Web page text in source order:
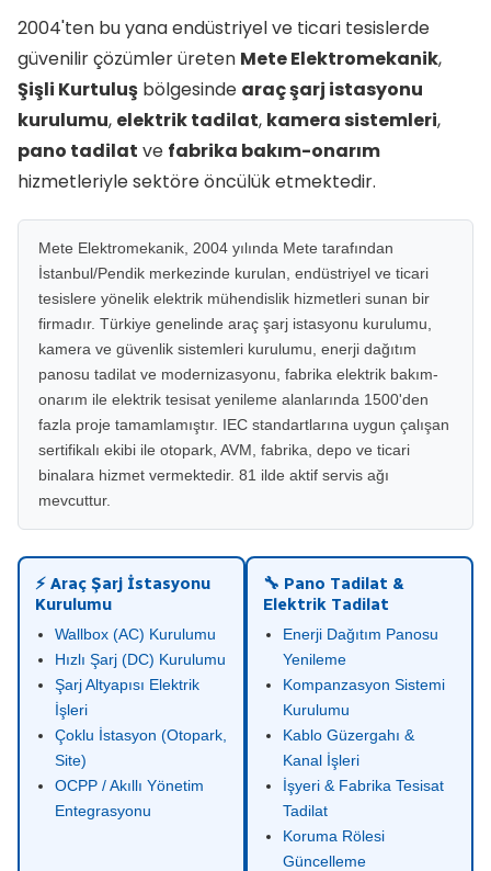
2004'ten bu yana endüstriyel ve ticari tesislerde
güvenilir çözümler üreten Mete Elektromekanik,
Şişli Kurtuluş bölgesinde araç şarj istasyonu
kurulumu, elektrik tadilat, kamera sistemleri,
pano tadilat ve fabrika bakım-onarım
hizmetleriyle sektöre öncülük etmektedir.
Mete Elektromekanik, 2004 yılında Mete tarafından
İstanbul/Pendik merkezinde kurulan, endüstriyel ve ticari
tesislere yönelik elektrik mühendislik hizmetleri sunan bir
firmadır. Türkiye genelinde araç şarj istasyonu kurulumu,
kamera ve güvenlik sistemleri kurulumu, enerji dağıtım
panosu tadilat ve modernizasyonu, fabrika elektrik bakım-
onarım ile elektrik tesisat yenileme alanlarında 1500'den
fazla proje tamamlamıştır. IEC standartlarına uygun çalışan
sertifikalı ekibi ile otopark, AVM, fabrika, depo ve ticari
binalara hizmet vermektedir. 81 ilde aktif servis ağı
mevcuttur.
⚡ Araç Şarj İstasyonu
Kurulumu
Wallbox (AC) Kurulumu
Hızlı Şarj (DC) Kurulumu
Şarj Altyapısı Elektrik
İşleri
Çoklu İstasyon (Otopark,
Site)
OCPP / Akıllı Yönetim
Entegrasyonu
🔧 Pano Tadilat &
Elektrik Tadilat
Enerji Dağıtım Panosu
Yenileme
Kompanzasyon Sistemi
Kurulumu
Kablo Güzergahı &
Kanal İşleri
İşyeri & Fabrika Tesisat
Tadilat
Koruma Rölesi
Güncelleme